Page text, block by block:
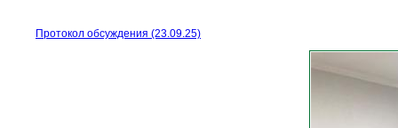
Протокол обсуждения (23.09.25)